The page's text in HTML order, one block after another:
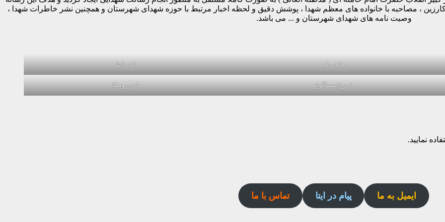
، مصاحبه با خانواده های معظم شهدا ، پوشش دقیق و لحظه اخبار مرتبط با حوزه شهدای شهرستان و همچنین نشر خاطرات شهدا ،
وصیت نامه های شهدای شهرستان و ... می باشد.
ما در بله ما در ایتا
ما در اینستاگرام ما در روبیکا
نمایید.
ایمیل به ما پیام در ایتا تماس با ما